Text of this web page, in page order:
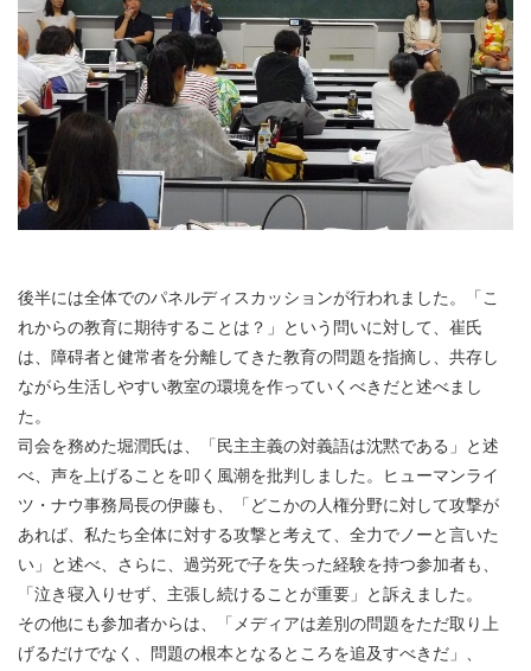
後半には全体でのパネルディスカッションが行われました。「こ
れからの教育に期待することは？」という問いに対して、崔氏
は、障碍者と健常者を分離してきた教育の問題を指摘し、共存し
ながら生活しやすい教室の環境を作っていくべきだと述べまし
た。
司会を務めた堀潤氏は、「民主主義の対義語は沈黙である」と述
べ、声を上げることを叩く風潮を批判しました。ヒューマンライ
ツ・ナウ事務局長の伊藤も、「どこかの人権分野に対して攻撃が
あれば、私たち全体に対する攻撃と考えて、全力でノーと言いた
い」と述べ、さらに、過労死で子を失った経験を持つ参加者も、
「泣き寝入りせず、主張し続けることが重要」と訴えました。
その他にも参加者からは、「メディアは差別の問題をただ取り上
げるだけでなく、問題の根本となるところを追及すべきだ」、